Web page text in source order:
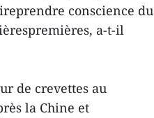
conscience du
a-t-il
de crevettes au
la Chine et